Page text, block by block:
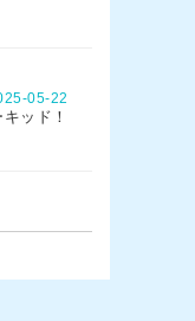
05-22
ッド！